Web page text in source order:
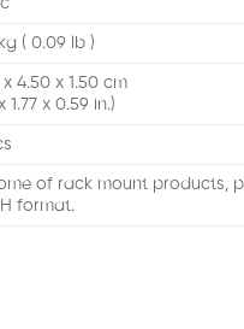
( 0.09 lb )
x 4.50 x 1.50 cm
1.77 x 0.59 in.)
of rack mount products,
format.